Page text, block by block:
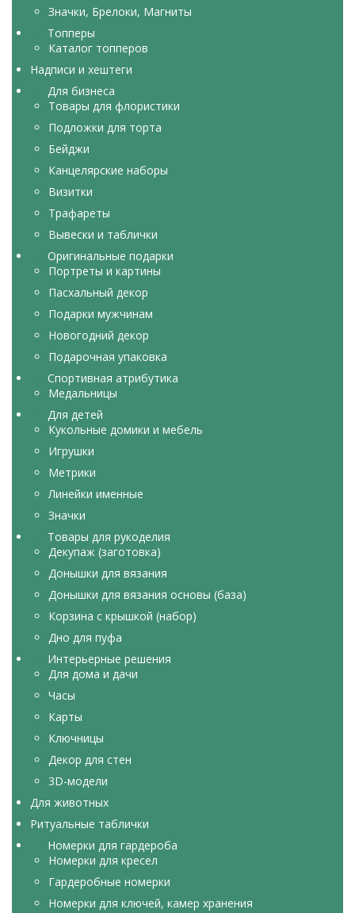
Значки, Брелоки, Магниты
Топперы
Каталог топперов
Надписи и хештеги
Для бизнеса
Товары для флористики
Подложки для торта
Бейджи
Канцелярские наборы
Визитки
Трафареты
Вывески и таблички
Оригинальные подарки
Портреты и картины
Пасхальный декор
Подарки мужчинам
Новогодний декор
Подарочная упаковка
Спортивная атрибутика
Медальницы
Для детей
Кукольные домики и мебель
Игрушки
Метрики
Линейки именные
Значки
Товары для рукоделия
Декупаж (заготовка)
Донышки для вязания
Донышки для вязания основы (база)
Корзина с крышкой (набор)
Дно для пуфа
Интерьерные решения
Для дома и дачи
Часы
Карты
Ключницы
Декор для стен
3D-модели
Для животных
Ритуальные таблички
Номерки для гардероба
Номерки для кресел
Гардеробные номерки
Номерки для ключей, камер хранения